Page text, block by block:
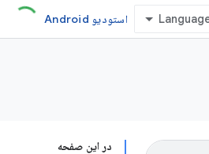
استودیو Android
در این صفحه